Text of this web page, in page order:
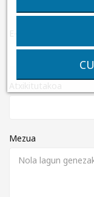
Mezua